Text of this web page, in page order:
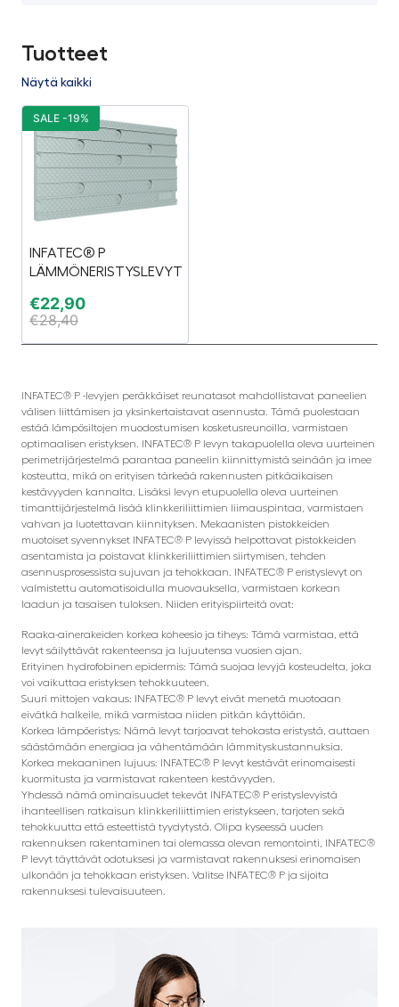
Tuotteet
Näytä kaikki
INFATEC® P
LÄMMÖNERISTYSLEVYT
€22,90
€28,40
SALE -19%
INFATEC® P -levyjen peräkkäiset reunatasot mahdollistavat paneelien
välisen liittämisen ja yksinkertaistavat asennusta. Tämä puolestaan
estää lämpösiltojen muodostumisen kosketusreunoilla, varmistaen
optimaalisen eristyksen. INFATEC® P levyn takapuolella oleva uurteinen
perimetrijärjestelmä parantaa paneelin kiinnittymistä seinään ja imee
kosteutta, mikä on erityisen tärkeää rakennusten pitkäaikaisen
kestävyyden kannalta. Lisäksi levyn etupuolella oleva uurteinen
timanttijärjestelmä lisää klinkkeriliittimien liimauspintaa, varmistaen
vahvan ja luotettavan kiinnityksen. Mekaanisten pistokkeiden
muotoiset syvennykset INFATEC® P levyissä helpottavat pistokkeiden
asentamista ja poistavat klinkkeriliittimien siirtymisen, tehden
asennusprosessista sujuvan ja tehokkaan. INFATEC® P eristyslevyt on
valmistettu automatisoidulla muovauksella, varmistaen korkean
laadun ja tasaisen tuloksen. Niiden erityispiirteitä ovat:
Raaka-ainerakeiden korkea koheesio ja tiheys: Tämä varmistaa, että
levyt säilyttävät rakenteensa ja lujuutensa vuosien ajan.
Erityinen hydrofobinen epidermis: Tämä suojaa levyjä kosteudelta, joka
voi vaikuttaa eristyksen tehokkuuteen.
Suuri mittojen vakaus: INFATEC® P levyt eivät menetä muotoaan
eivätkä halkeile, mikä varmistaa niiden pitkän käyttöiän.
Korkea lämpöeristys: Nämä levyt tarjoavat tehokasta eristystä, auttaen
säästämään energiaa ja vähentämään lämmityskustannuksia.
Korkea mekaaninen lujuus: INFATEC® P levyt kestävät erinomaisesti
kuormitusta ja varmistavat rakenteen kestävyyden.
Yhdessä nämä ominaisuudet tekevät INFATEC® P eristyslevyistä
ihanteellisen ratkaisun klinkkeriliittimien eristykseen, tarjoten sekä
tehokkuutta että esteettistä tyydytystä. Olipa kyseessä uuden
rakennuksen rakentaminen tai olemassa olevan remontointi, INFATEC®
P levyt täyttävät odotuksesi ja varmistavat rakennuksesi erinomaisen
ulkonäön ja tehokkaan eristyksen. Valitse INFATEC® P ja sijoita
rakennuksesi tulevaisuuteen.